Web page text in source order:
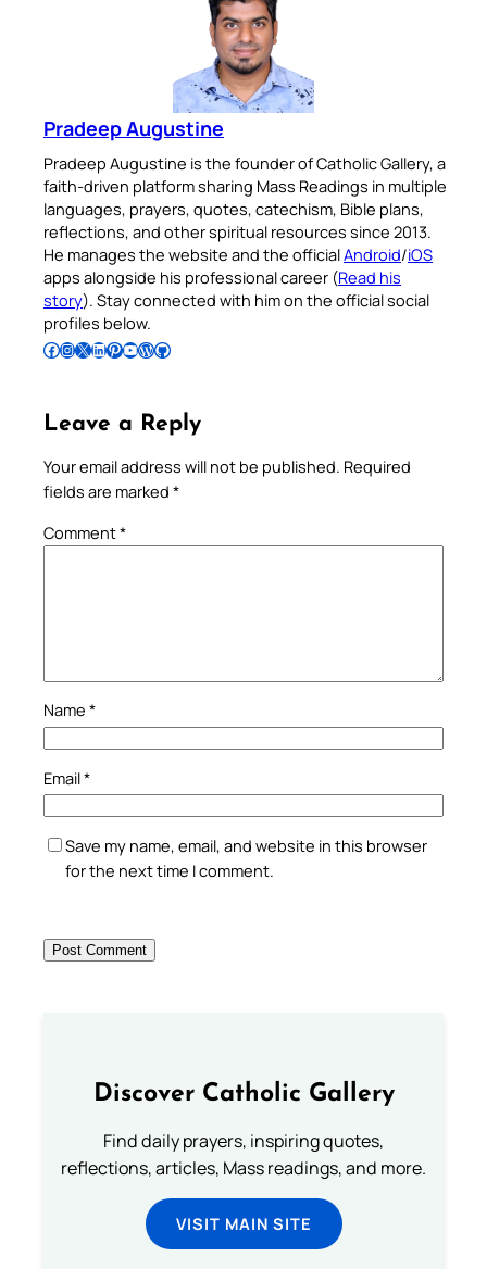
Pradeep Augustine
Pradeep Augustine is the founder of Catholic Gallery, a
faith-driven platform sharing Mass Readings in multiple
languages, prayers, quotes, catechism, Bible plans,
reflections, and other spiritual resources since 2013.
He manages the website and the officialAndroid/iOS
apps alongside his professional career (Read his
story). Stay connected with him on the official social
profiles below.
Follow Pradeep on Facebook Follow Pradeep on InstagramFollow Pradeep on X Follow Pradeep on LinkedIn Follow Pradeep on Pinterest Subscribe to Pradeep’s Youtube Channel Follow Pradeep on WordPress Follow Pradeep on GitHub
Leave a Reply
Your email address will not be published. Required
fields are marked *
Comment*
Name *
Email*
Save my name, email, and website in this browser
for the next time I comment.
Discover Catholic Gallery
Find daily prayers, inspiring quotes,
reflections, articles, Mass readings, and more.
VISIT MAIN SITE